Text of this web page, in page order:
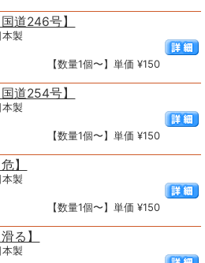
道246号】
製
【数量1個〜】単価 ¥150
道254号】
製
【数量1個〜】単価 ¥150
】
製
【数量1個〜】単価 ¥150
る】
製